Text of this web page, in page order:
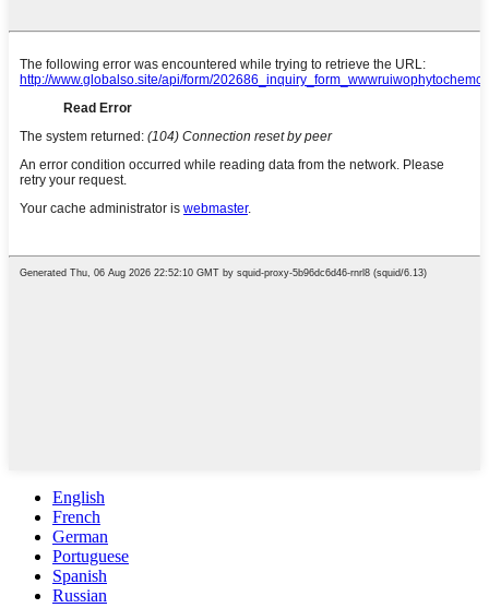
English
French
German
Portuguese
Spanish
Russian